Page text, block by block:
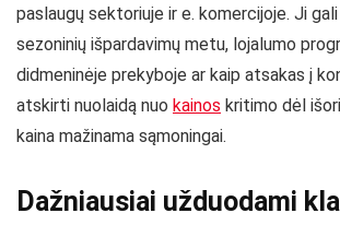
paslaugų sektoriuje ir e. komercijoje. Ji
sezoninių išpardavimų metu, lojalumo
didmeninėje prekyboje ar kaip atsakas į
atskirti nuolaidą nuo kainos kritimo dėl
kaina mažinama sąmoningai.
Dažniausiai užduodami